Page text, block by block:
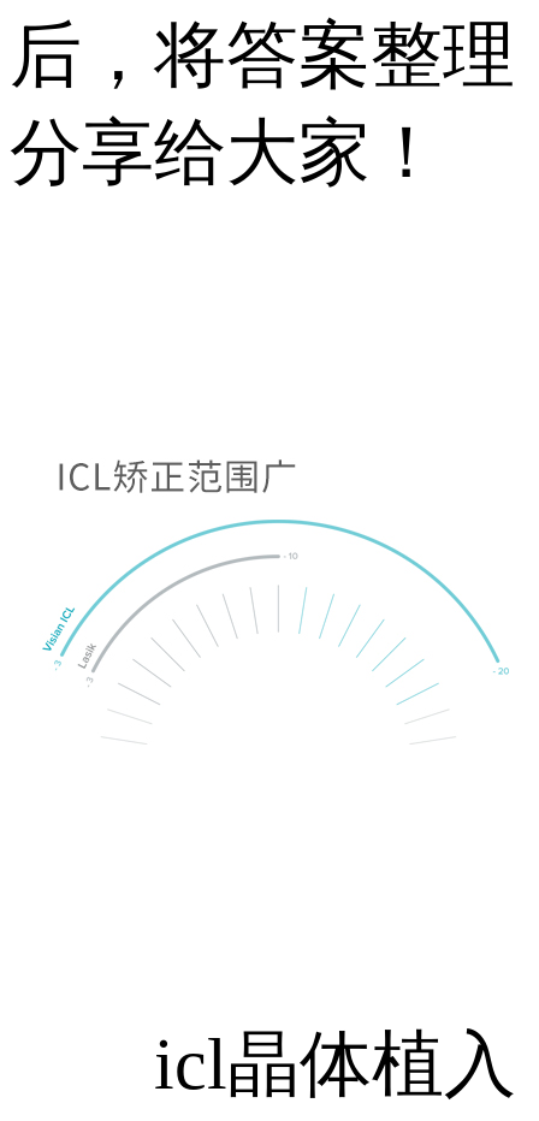
后，将答案整理
分享给大家！
icl晶体植入